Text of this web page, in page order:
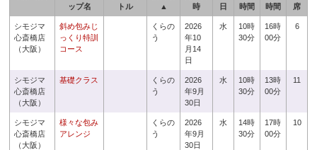
ップ名
トル
▲
時
日
時間
時間
席
シモジマ
心斎橋店
（大阪）
斜め包みじ
っくり特訓
コース
くらの
う
2026
年10
月14
日
水
10時
30分
16時
00分
6
シモジマ
心斎橋店
（大阪）
基礎クラス
くらの
う
2026
年9月
30日
水
10時
30分
13時
00分
11
シモジマ
心斎橋店
（大阪）
様々な包み
アレンジ
くらの
う
2026
年9月
30日
水
14時
30分
17時
00分
10